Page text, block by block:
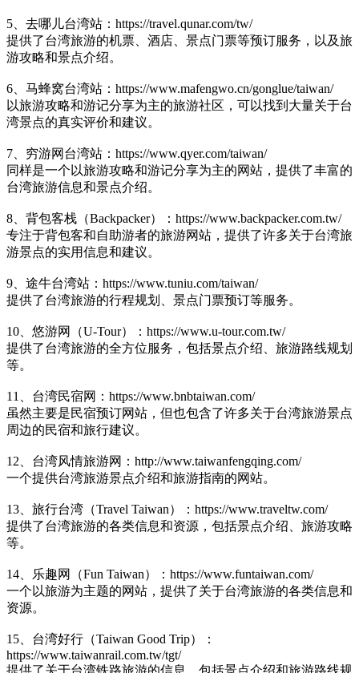
5、去哪儿台湾站：https://travel.qunar.com/tw/
提供了台湾旅游的机票、酒店、景点门票等预订服务，以及旅
游攻略和景点介绍。
6、马蜂窝台湾站：https://www.mafengwo.cn/gonglue/taiwan/
以旅游攻略和游记分享为主的旅游社区，可以找到大量关于台
湾景点的真实评价和建议。
7、穷游网台湾站：https://www.qyer.com/taiwan/
同样是一个以旅游攻略和游记分享为主的网站，提供了丰富的
台湾旅游信息和景点介绍。
8、背包客栈（Backpacker）：https://www.backpacker.com.tw/
专注于背包客和自助游者的旅游网站，提供了许多关于台湾旅
游景点的实用信息和建议。
9、途牛台湾站：https://www.tuniu.com/taiwan/
提供了台湾旅游的行程规划、景点门票预订等服务。
10、悠游网（U-Tour）：https://www.u-tour.com.tw/
提供了台湾旅游的全方位服务，包括景点介绍、旅游路线规划
等。
11、台湾民宿网：https://www.bnbtaiwan.com/
虽然主要是民宿预订网站，但也包含了许多关于台湾旅游景点
周边的民宿和旅行建议。
12、台湾风情旅游网：http://www.taiwanfengqing.com/
一个提供台湾旅游景点介绍和旅游指南的网站。
13、旅行台湾（Travel Taiwan）：https://www.traveltw.com/
提供了台湾旅游的各类信息和资源，包括景点介绍、旅游攻略
等。
14、乐趣网（Fun Taiwan）：https://www.funtaiwan.com/
一个以旅游为主题的网站，提供了关于台湾旅游的各类信息和
资源。
15、台湾好行（Taiwan Good Trip）：
https://www.taiwanrail.com.tw/tgt/
提供了关于台湾铁路旅游的信息，包括景点介绍和旅游路线规